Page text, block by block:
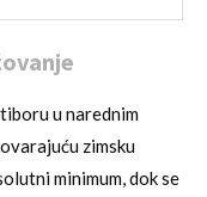
u narednim
zimsku
minimum, dok se